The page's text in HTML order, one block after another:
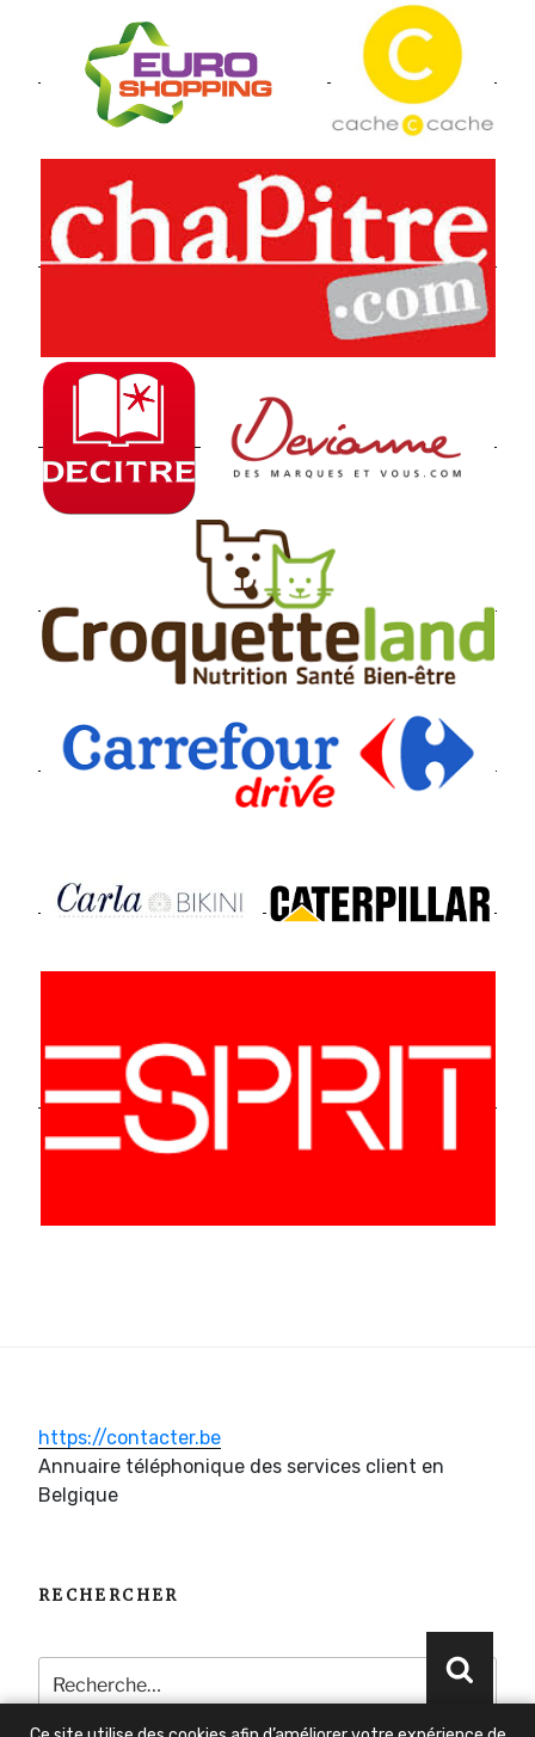
https://contacter.be
Annuaire téléphonique des services client en
Belgique
RECHERCHER
pour
: